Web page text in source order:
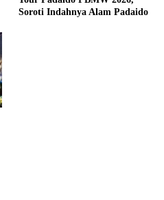
Soroti Indahnya Alam Padaido